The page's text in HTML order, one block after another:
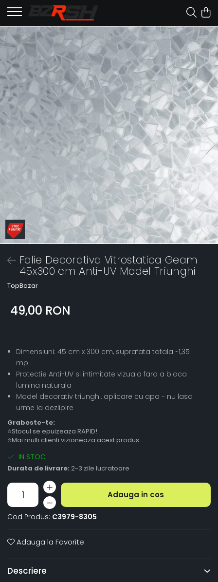
Folie Decorativa Vitrostatica Geam
45x300 cm Anti-UV Model Triunghi
TopBazar
49,00 RON
Dimensiuni: 45 cm x 300 cm, suprafata totala ~1,35
mp
Protectie Anti-UV si intimitate vizuala fara a bloca
lumina naturala
Model decorativ triunghi, aplicare cu apa - nu lasa
urme la dezlipire
Grabeste-te:
⭐Stocul se epuizeaza RAPID!
⭐Mai multi clienti vizioneaza acest produs
IN STOC
Durata de livrare: 2-3 zile lucratoare
Adauga in cos
Cod Produs: C3979-8305
Adauga la Favorite
Descriere